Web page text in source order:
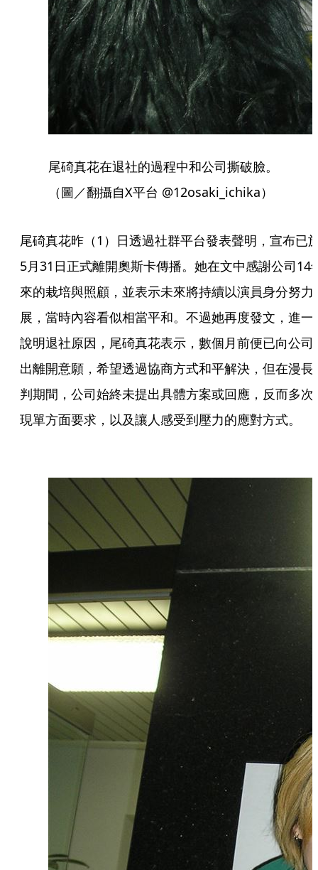
尾碕真花在退社的過程中和公司撕破臉。
（圖／翻攝自X平台 @12osaki_ichika）
尾碕真花昨（1）日透過社群平台發表聲明，宣布已
5月31日正式離開奧斯卡傳播。她在文中感謝公司14
來的栽培與照顧，並表示未來將持續以演員身分努力
展，當時內容看似相當平和。不過她再度發文，進一
說明退社原因，尾碕真花表示，數個月前便已向公司
出離開意願，希望透過協商方式和平解決，但在漫長
判期間，公司始終未提出具體方案或回應，反而多次
現單方面要求，以及讓人感受到壓力的應對方式。